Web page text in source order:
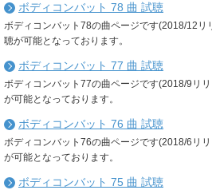
ボディコンバット 78 曲 試聴
ボディコンバット78の曲ページです(2018/12リ
聴が可能となっております。
ボディコンバット 77 曲 試聴
ボディコンバット77の曲ページです(2018/9リ
が可能となっております。
ボディコンバット 76 曲 試聴
ボディコンバット76の曲ページです(2018/6リ
が可能となっております。
ボディコンバット 75 曲 試聴